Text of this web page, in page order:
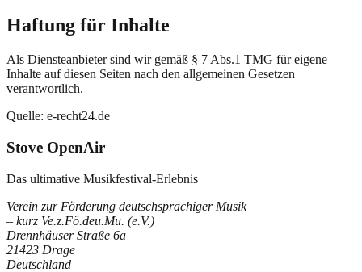
Haftung für Inhalte
Als Diensteanbieter sind wir gemäß § 7 Abs.1 TMG für eigene
Inhalte auf diesen Seiten nach den allgemeinen Gesetzen
verantwortlich.
Quelle: e-recht24.de
Stove OpenAir
Das ultimative Musikfestival-Erlebnis
Verein zur Förderung deutschsprachiger Musik
– kurz Ve.z.Fö.deu.Mu. (e.V.)
Drennhäuser Straße 6a
21423 Drage
Deutschland